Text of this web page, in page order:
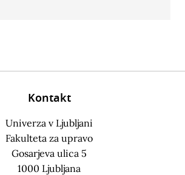
Kontakt
Univerza v Ljubljani
Fakulteta za upravo
Gosarjeva ulica 5
1000 Ljubljana